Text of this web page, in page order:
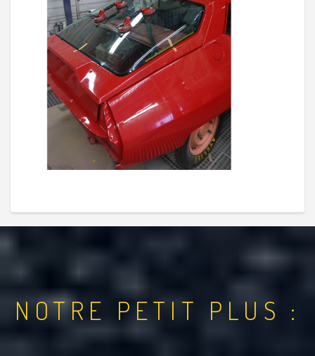
NOTRE PETIT PLUS :